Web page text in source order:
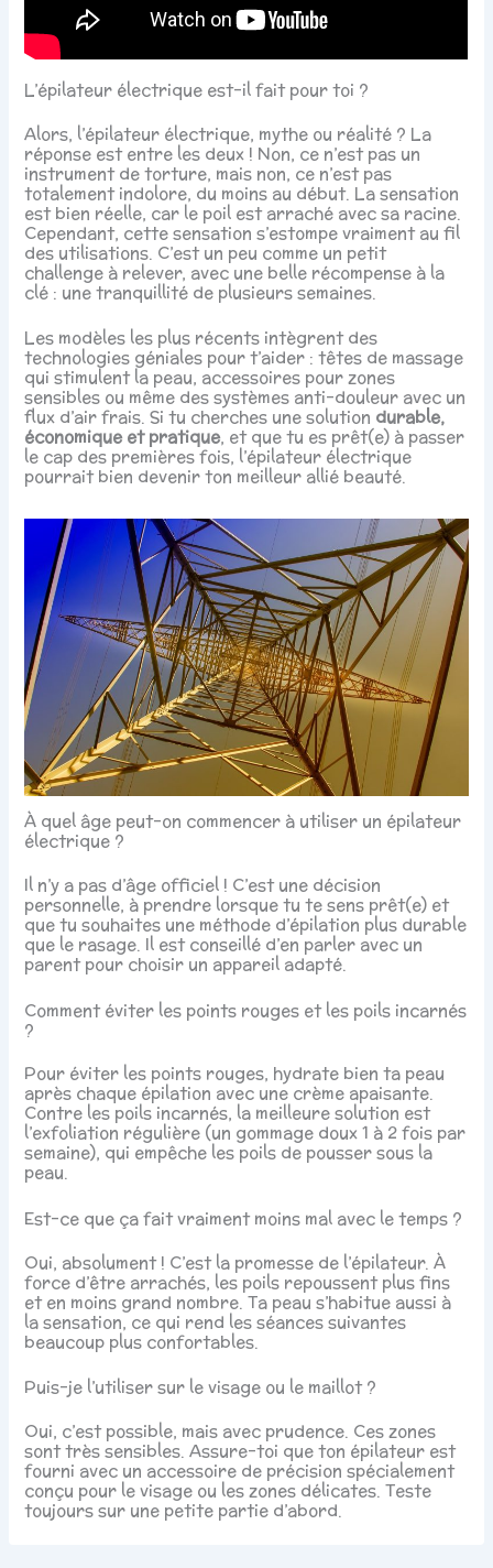
L’épilateur électrique est-il fait pour toi ?
Alors, l’épilateur électrique, mythe ou réalité ? La
réponse est entre les deux ! Non, ce n’est pas un
instrument de torture, mais non, ce n’est pas
totalement indolore, du moins au début. La sensation
est bien réelle, car le poil est arraché avec sa racine.
Cependant, cette sensation s’estompe vraiment au fil
des utilisations. C’est un peu comme un petit
challenge à relever, avec une belle récompense à la
clé : une tranquillité de plusieurs semaines.
Les modèles les plus récents intègrent des
technologies géniales pour t’aider : têtes de massage
qui stimulent la peau, accessoires pour zones
sensibles ou même des systèmes anti-douleur avec un
flux d’air frais. Si tu cherches une solution durable,
économique et pratique, et que tu es prêt(e) à passer
le cap des premières fois, l’épilateur électrique
pourrait bien devenir ton meilleur allié beauté.
À quel âge peut-on commencer à utiliser un épilateur
électrique ?
Il n’y a pas d’âge officiel ! C’est une décision
personnelle, à prendre lorsque tu te sens prêt(e) et
que tu souhaites une méthode d’épilation plus durable
que le rasage. Il est conseillé d’en parler avec un
parent pour choisir un appareil adapté.
Comment éviter les points rouges et les poils incarnés
?
Pour éviter les points rouges, hydrate bien ta peau
après chaque épilation avec une crème apaisante.
Contre les poils incarnés, la meilleure solution est
l’exfoliation régulière (un gommage doux 1 à 2 fois par
semaine), qui empêche les poils de pousser sous la
peau.
Est-ce que ça fait vraiment moins mal avec le temps ?
Oui, absolument ! C’est la promesse de l’épilateur. À
force d’être arrachés, les poils repoussent plus fins
et en moins grand nombre. Ta peau s’habitue aussi à
la sensation, ce qui rend les séances suivantes
beaucoup plus confortables.
Puis-je l’utiliser sur le visage ou le maillot ?
Oui, c’est possible, mais avec prudence. Ces zones
sont très sensibles. Assure-toi que ton épilateur est
fourni avec un accessoire de précision spécialement
conçu pour le visage ou les zones délicates. Teste
toujours sur une petite partie d’abord.